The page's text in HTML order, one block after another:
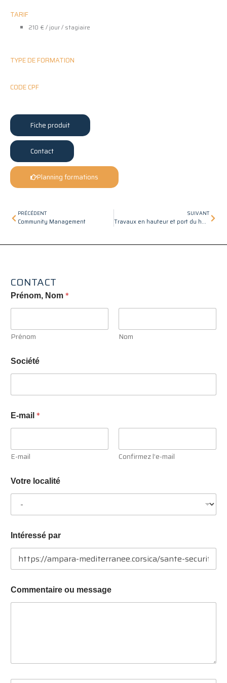
TARIF
210 € / jour / stagiaire
TYPE DE FORMATION
CODE CPF
Fiche produit
Contact
Planning formations
Précédent
PRÉCÉDENT
Community Management
SUIVANT
Travaux en hauteur et port du harnais
CONTACT
Prénom, Nom *
Prénom Nom
Société
E-mail *
E-mail Confirmez l’e-mail
Votre localité
Intéressé par
Commentaire ou message